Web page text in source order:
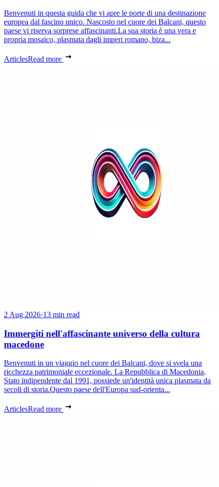
Benvenuti in questa guida che vi apre le porte di una destinazione
europea dal fascino unico. Nascosto nel cuore dei Balcani, questo
paese vi riserva sorprese affascinanti.La sua storia è una vera e
propria mosaico, plasmata dagli imperi romano, biza...
ArticlesRead more
2 Aug 2026·13 min read
Immergiti nell'affascinante universo della cultura
macedone
Benvenuti in un viaggio nel cuore dei Balcani, dove si svela una
ricchezza patrimoniale eccezionale. La Repubblica di Macedonia,
Stato indipendente dal 1991, possiede un'identità unica plasmata da
secoli di storia.Questo paese dell'Europa sud-orienta...
ArticlesRead more